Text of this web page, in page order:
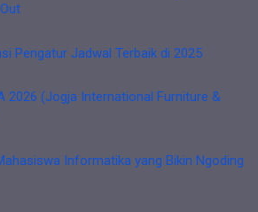
Pengatur Jadwal Terbaik di 2025
2026 (Jogja International Furniture &
Informatika yang Bikin Ngoding